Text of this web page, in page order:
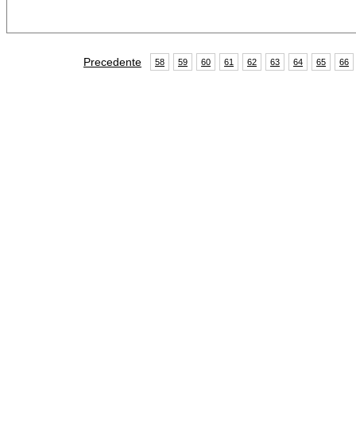
Precedente 58 59 60 61 62 63 64 65 66